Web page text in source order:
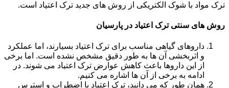
ترک مواد با شوک الکتریکی از روش های جدید ترک اعتیاد است.
روش های سنتی ترک اعتیاد در پارسیان
داروهای گیاهی مناسب برای ترک اعتیاد بسیارند، اما عملکرد
و اثربخشی آن ها به طور دقیق مشخص نشده است. اما برخی
از این داروها باعث کاهش عوارض ترک اعتیاد می شوند. در
ادامه به برخی از آن ها اشاره می کنیم.
همان طور که می دانید، ترک اعتیاد با اضطراب و استرس